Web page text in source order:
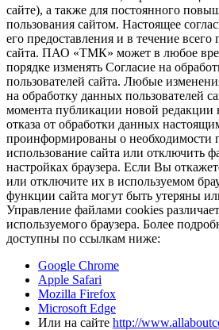
сайте), а также для постоянного
пользования сайтом. Настоящее
его предоставления и в течение всего
сайта. ПАО «ТМК» может в любое
порядке изменять Согласие на
пользователей сайта. Любые
на обработку данных пользователей
момента публикации новой редакции
отказа от обработки данных
проинформированы о необходимости
использование сайта или отключить
настройках браузера. Если Вы
или отключите их в используемом
функции сайта могут быть утеряны
Управление файлами cookies
используемого браузера. Более
доступны по ссылкам ниже:
Google Chrome
Apple Safari
Mozilla Firefox
Microsoft Edge
Или на сайте http://